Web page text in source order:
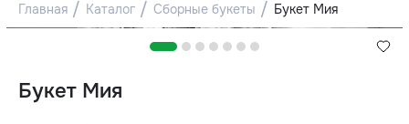
Главная Каталог Сборные букеты Букет Мия
Букет Мия